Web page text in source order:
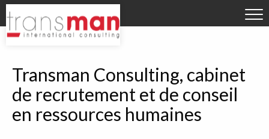
Aller directement à la navigation
Aller directement au contenu
DÉPOSER VOTRE CV
Qui sommes-nous ?
Contact
Transman Consulting, cabinet
de recrutement et de conseil
en ressources humaines